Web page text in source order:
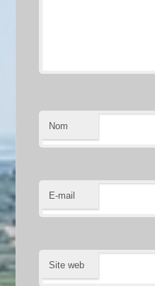
Nom
E-mail
Site web